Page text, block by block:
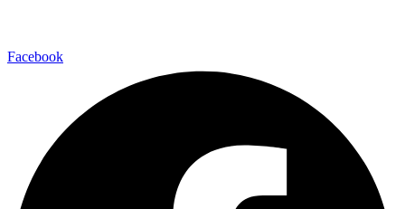
Facebook